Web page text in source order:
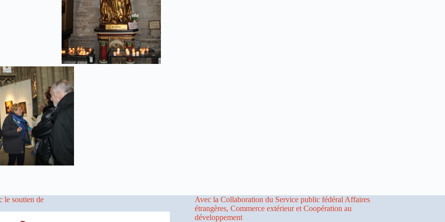
le soutien de
Avec la Collaboration du Service public fédéral Affaires
étrangères, Commerce extérieur et Coopération au
développement